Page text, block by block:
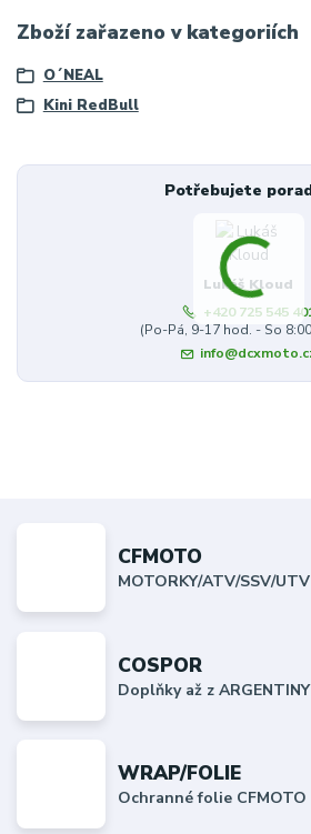
Zboží zařazeno v kategoriích
O´NEAL
Kini RedBull
Potřebujete
Lukáš Kloud
+420 725 545
(Po-Pá, 9-17 hod. - So
CFMOTO
MOTORKY/ATV/SSV/UTV
COSPOR
Doplňky až z ARGENTINY
WRAP/FOLIE
Ochranné folie CFMOTO